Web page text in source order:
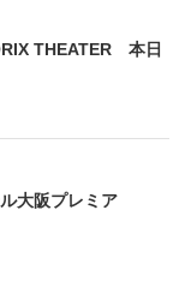
THEATER 本日
大阪プレミア